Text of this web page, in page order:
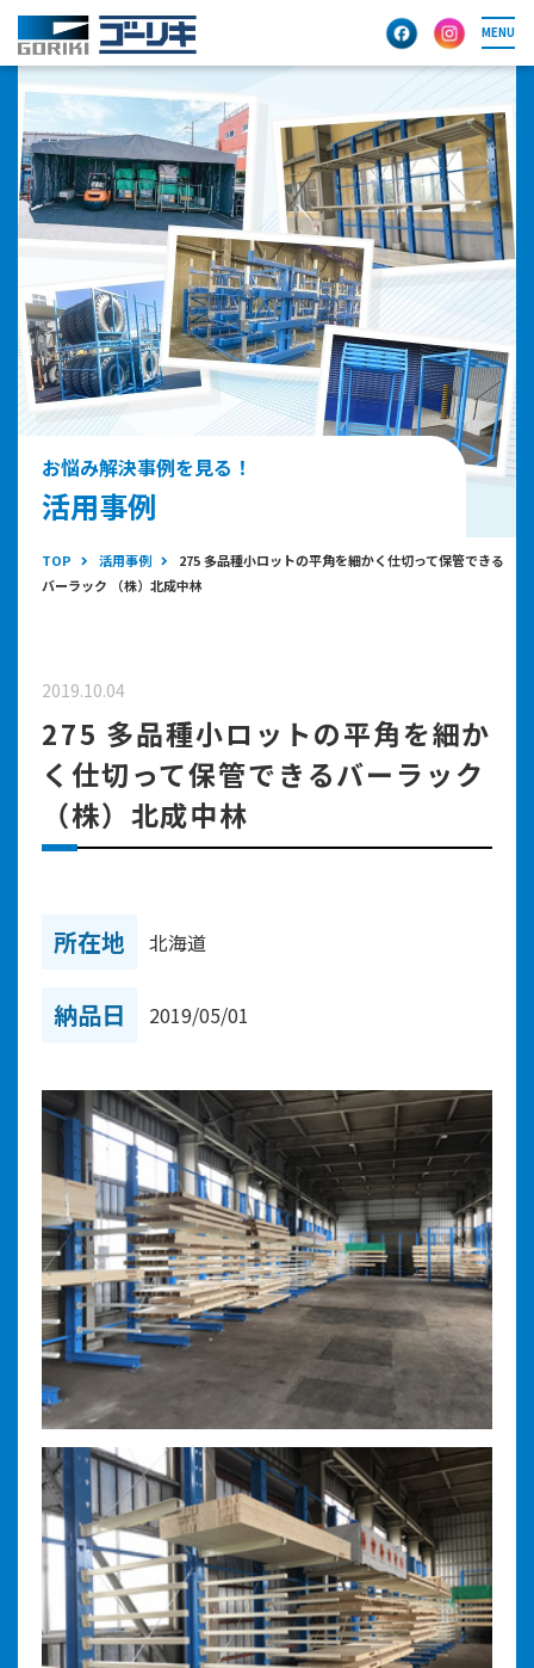
MENU
お悩み解決事例を見る！
活用事例
TOP 活用事例
275 多品種小ロットの平角を細かく仕切って保管できる
バーラック （株）北成中林
2019.10.04
275 多品種小ロットの平角を細か
く仕切って保管できるバーラック
（株）北成中林
所在地 北海道
納品日 2019/05/01